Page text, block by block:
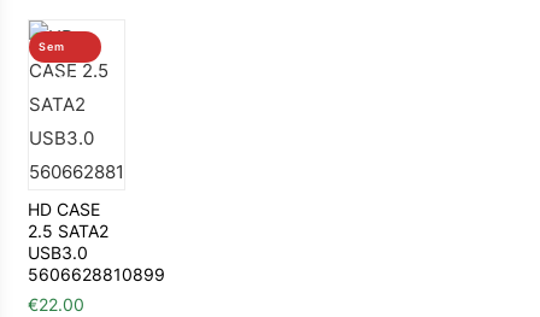
Sem
stock
HD CASE
2.5 SATA2
USB3.0
5606628810899
€22.00